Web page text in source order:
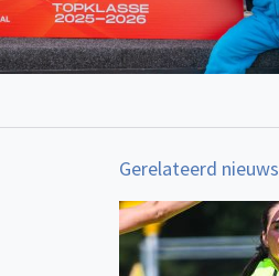
Gerelateerd nieuws